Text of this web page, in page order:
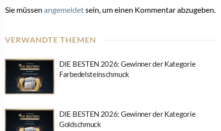
Sie müssen angemeldetsein, um einen Kommentar abzugeben.
VERWANDTE THEMEN
DIE BESTEN 2026: Gewinner der Kategorie
Farbedelsteinschmuck
DIE BESTEN 2026: Gewinner der Kategorie
Goldschmuck